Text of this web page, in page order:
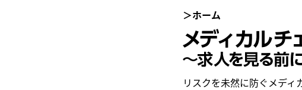
＞ホーム
リスクを未然に防ぐメデ